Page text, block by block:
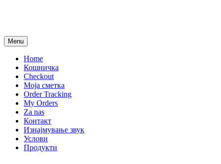
Menu
Home
Кошничка
Checkout
Моја сметка
Order Tracking
My Orders
Za nas
Контакт
Изнајмување звук
Услови
Продукти